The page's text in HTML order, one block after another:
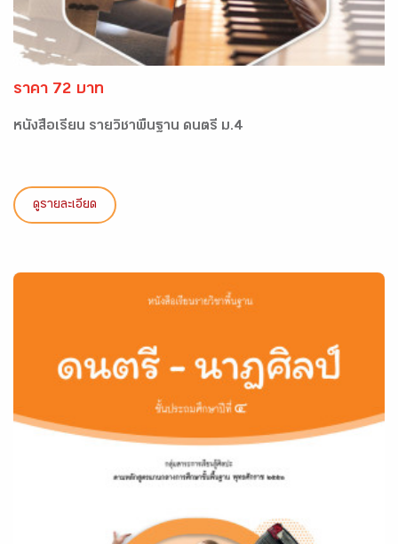
ราคา 72 บาท
หนังสือเรียน รายวิชาพื้นฐาน ดนตรี ม.4
ดูรายละเอียด